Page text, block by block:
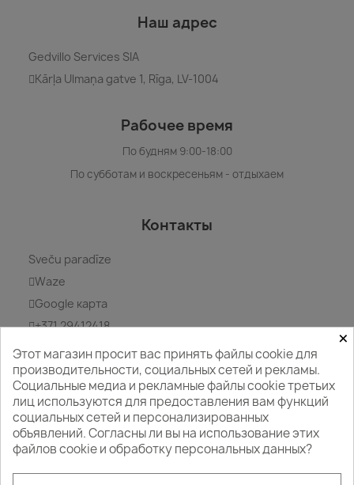
Наш адрес
Gedvillo Services SIA
Kārļa Ulmaņa gatve 1, Rīga, LV-1004
Рабочее время
По будням 9:00-18:00
По субботам и воскресеньям - отдыхаем
Контакты
Sveču paradīze
Waze
Google карта
+371 29412418
WhatsApp
info@svecuparadize.lv
Следите за нами
×
Этот магазин просит вас принять файлы cookie для
производительности, социальных сетей и рекламы.
Социальные медиа и рекламные файлы cookie третьих
лиц используются для предоставления вам функций
социальных сетей и персонализированных
объявлений. Согласны ли вы на использование этих
файлов cookie и обработку персональных данных?